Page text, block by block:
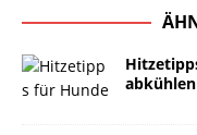
abkühlen